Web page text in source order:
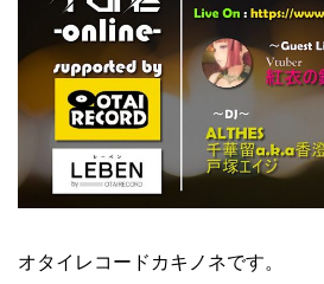
オタイレコードカキノネです。